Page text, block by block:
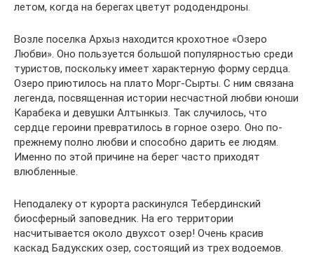
летом, когда на берегах цветут рододендроны.
Возле поселка Архыз находится крохотное «Озеро
Любви». Оно пользуется большой популярностью среди
туристов, поскольку имеет характерную форму сердца.
Озеро приютилось на плато Морг-Сырты. С ним связана
легенда, посвященная истории несчастной любви юноши
Карабека и девушки Алтынкыз. Так случилось, что
сердце героини превратилось в горное озеро. Оно по-
прежнему полно любви и способно дарить ее людям.
Именно по этой причине на берег часто приходят
влюбленные.
Неподалеку от курорта раскинулся Тебердинский
биосферный заповедник. На его территории
насчитывается около двухсот озер! Очень красив
каскад Бадукских озер, состоящий из трех водоемов.